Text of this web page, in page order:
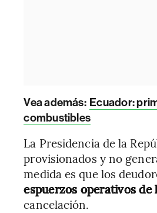
Vea además: Ecuador:
combustibles
La Presidencia de la
provisionados y no
medida es que los
espuerzos operativos de
cancelación.